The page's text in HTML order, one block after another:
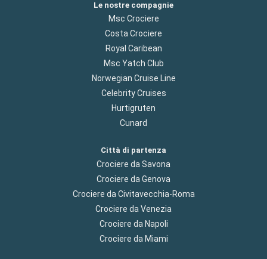
Le nostre compagnie
Msc Crociere
Costa Crociere
Royal Caribean
Msc Yatch Club
Norwegian Cruise Line
Celebrity Cruises
Hurtigruten
Cunard
Città di partenza
Crociere da Savona
Crociere da Genova
Crociere da Civitavecchia-Roma
Crociere da Venezia
Crociere da Napoli
Crociere da Miami